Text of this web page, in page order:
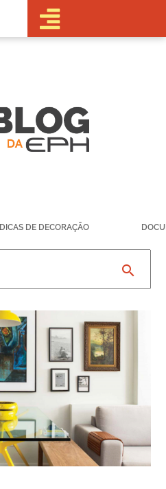
•Sobre a EPH
Lançamentos
Lançamentos
Em obras
•Trabalhe
DICAS DE DECORAÇÃO
search